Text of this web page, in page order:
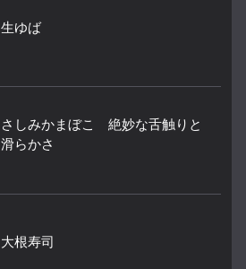
生ゆば
さしみかまぼこ 絶妙な舌触りと
滑らかさ
大根寿司